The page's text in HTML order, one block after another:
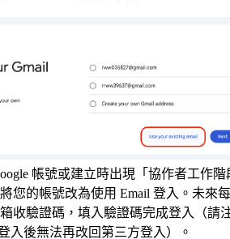
帳號或建立時出現「協作者工作階
您的帳號改為使用 Email 登入。未來
收驗證碼，填入驗證碼完成登入（請
入後無法再改回第三方登入）。